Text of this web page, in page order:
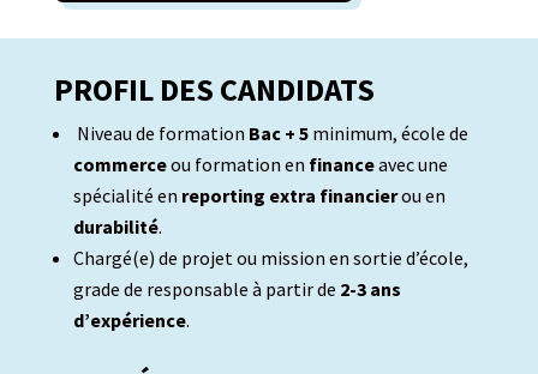
PROFIL DES CANDIDATS
Niveau de formation Bac + 5minimum, école de
commerceou formation en financeavec une
spécialité en reporting extra financierou en
durabilité.
Chargé(e) de projet ou mission en sortie d’école,
grade de responsable à partir de 2-3 ans
d’expérience.